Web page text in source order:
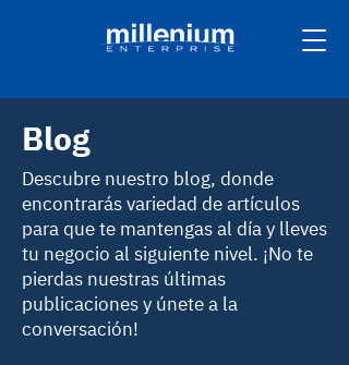
Blog
Descubre nuestro blog, donde
encontrarás variedad de artículos
para que te mantengas al día y lleves
tu negocio al siguiente nivel. ¡No te
pierdas nuestras últimas
publicaciones y únete a la
conversación!